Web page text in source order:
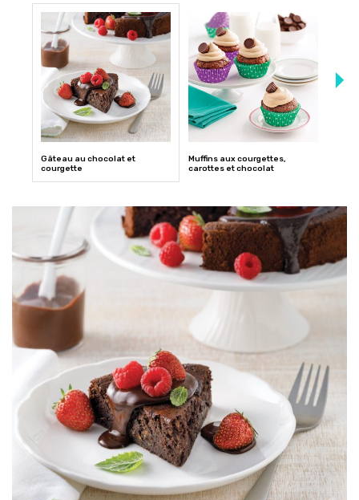
Gâteau au chocolat et
courgette
Muffins aux courgettes,
carottes et chocolat